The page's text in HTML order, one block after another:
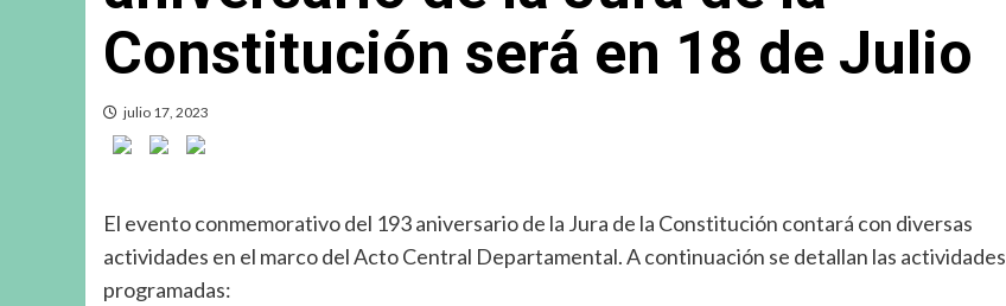
Constitución será en 18 de Julio
julio 17, 2023
El evento conmemorativo del 193 aniversario de la Jura de la Constitución contará con diversas
actividades en el marco del Acto Central Departamental. A continuación se detallan las actividades
programadas: